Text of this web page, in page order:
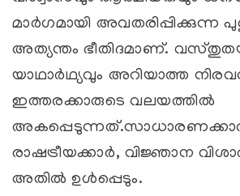
മാര്ഗമായി അവതരിപ്പിക്കുന്ന
അത്യന്തം ഭീതിദമാണ്.
യാഥാര്ഥ്യവും അറിയാത്ത
ഇത്തരക്കാരുടെ വലയത്തില്
രാഷട്രീയക്കാര്, വിജ്ഞാന
അതില് ഉള്പ്പെടും.